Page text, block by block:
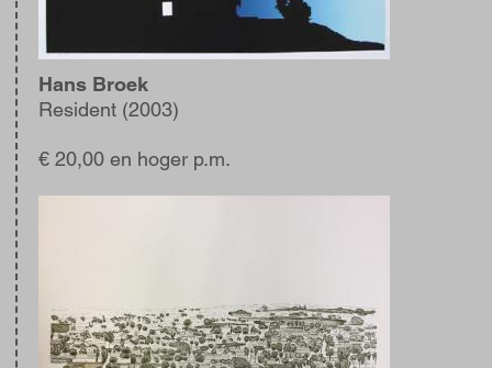
Hans Broek
Resident (2003)
€ 20,00 en hoger p.m.